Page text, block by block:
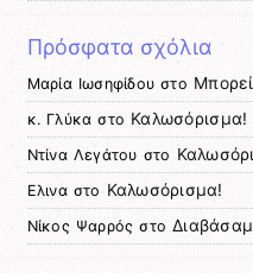
Πρόσφατα σχόλια
Μαρία Ιωσηφίδου στο
κ. Γλύκα στο Καλωσόρισμα!
Ντίνα Λεγάτου στο
Ελιναστο Καλωσόρισμα!
Νίκος Ψαρρός στο